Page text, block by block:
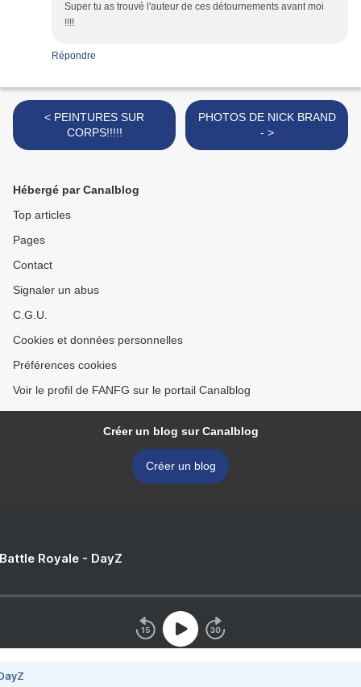
Super tu as trouvé l'auteur de ces détournements avant moi
!!!!
Répondre
< PEINTURES SUR
CORPS!!!!!
PHOTOS DE NICK BRAND
- >
Hébergé par Canalblog
Top articles
Pages
Contact
Signaler un abus
C.G.U.
Cookies et données personnelles
Préférences cookies
Voir le profil de FANFG sur le portail Canalblog
Créer un blog sur Canalblog
Créer un blog
Royale - DayZ